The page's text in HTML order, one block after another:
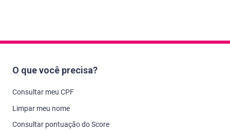
O que você precisa?
Consultar meu CPF
Limpar meu nome
Consultar pontuação do Score